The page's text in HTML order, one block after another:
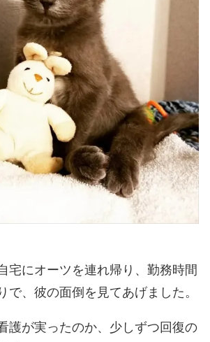
宅にオーツを連れ帰り、勤務時間
で、彼の面倒を見てあげました。
護が実ったのか、少しずつ回復の